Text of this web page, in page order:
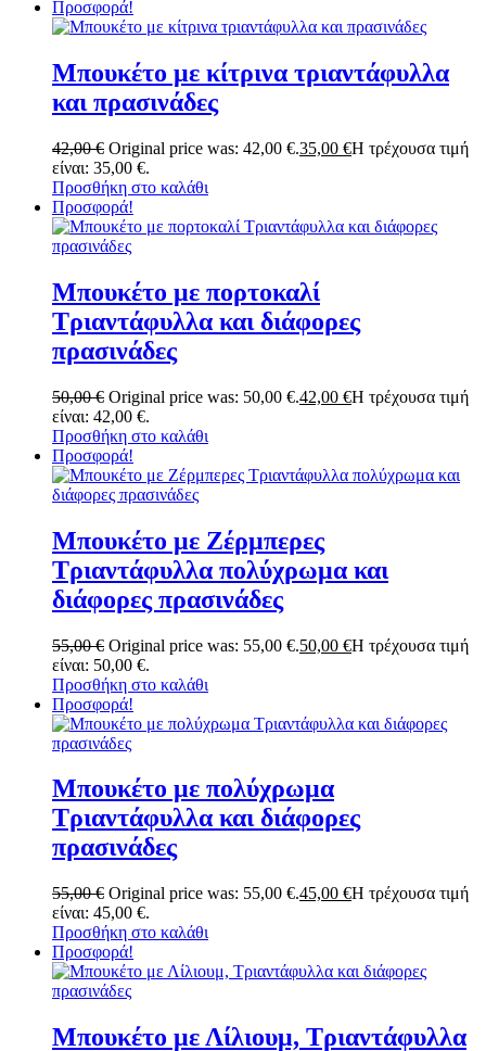
Προσφορά!
Μπουκέτο με κίτρινα τριαντάφυλλα
και πρασινάδες
42,00€ Original price was: 42,00 €.35,00 €Η τρέχουσα τιμή
είναι: 35,00 €.
Προσθήκη στο καλάθι
Προσφορά!
Μπουκέτο με πορτοκαλί
Τριαντάφυλλα και διάφορες
πρασινάδες
50,00€ Original price was: 50,00 €.42,00 €Η τρέχουσα τιμή
είναι: 42,00 €.
Προσθήκη στο καλάθι
Προσφορά!
Μπουκέτο με Ζέρμπερες
Τριαντάφυλλα πολύχρωμα και
διάφορες πρασινάδες
55,00€ Original price was: 55,00 €.50,00 €Η τρέχουσα τιμή
είναι: 50,00 €.
Προσθήκη στο καλάθι
Προσφορά!
Μπουκέτο με πολύχρωμα
Τριαντάφυλλα και διάφορες
πρασινάδες
55,00€ Original price was: 55,00 €.45,00 €Η τρέχουσα τιμή
είναι: 45,00 €.
Προσθήκη στο καλάθι
Προσφορά!
Μπουκέτο με Λίλιουμ, Τριαντάφυλλα